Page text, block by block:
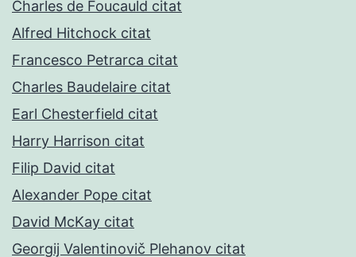
Charles de Foucauld citat
Alfred Hitchock citat
Francesco Petrarca citat
Charles Baudelaire citat
Earl Chesterfield citat
Harry Harrison citat
Filip David citat
Alexander Pope citat
David McKay citat
Georgij Valentinovič Plehanov citat